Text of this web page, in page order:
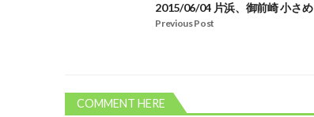
2015/06/04 片浜、御前崎 小さめ
Previous Post
COMMENT HERE